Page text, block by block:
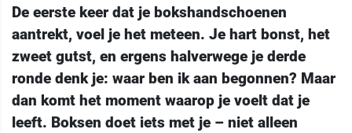
De eerste keer dat je bokshandschoenen
aantrekt, voel je het meteen. Je hart bonst, het
zweet gutst, en ergens halverwege je derde
ronde denk je: waar ben ik aan begonnen? Maar
dan komt het moment waarop je voelt dat je
leeft. Boksen doet iets met je – niet alleen